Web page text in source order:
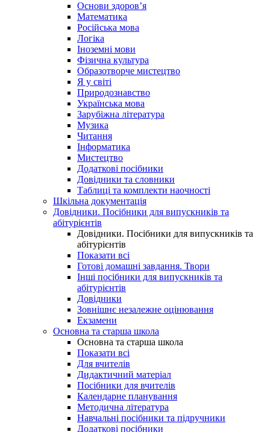
Основи здоров’я
Математика
Російська мова
Логіка
Іноземні мови
Фізична культура
Образотворче мистецтво
Я у світі
Природознавство
Українська мова
Зарубіжна література
Музика
Читання
Інформатика
Мистецтво
Додаткові посібники
Довідники та словники
Таблиці та комплекти наочності
Шкільна документація
Довідники. Посібники для випускників та
абітурієнтів
Довідники. Посібники для випускників та
абітурієнтів
Показати всі
Готові домашні завдання. Твори
Інші посібники для випускників та
абітурієнтів
Довідники
Зовнішнє незалежне оцінювання
Екзамени
Основна та старша школа
Основна та старша школа
Показати всі
Для вчителів
Дидактичний матеріал
Посібники для вчителів
Календарне планування
Методична література
Навчальні посібники та підручники
Додаткові посібники